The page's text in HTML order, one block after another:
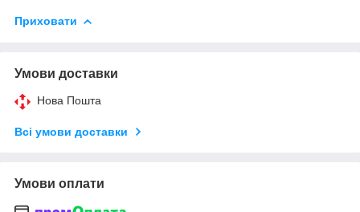
Приховати
Умови доставки
Нова Пошта
Всі умови доставки
Умови оплати